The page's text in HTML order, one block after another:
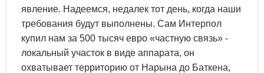
явление. Надеемся, недалек тот день, когда наши
требования будут выполнены. Сам Интерпол
купил нам за 500 тысяч евро «частную связь» -
локальный участок в виде аппарата, он
охватывает территорию от Нарына до Баткена,